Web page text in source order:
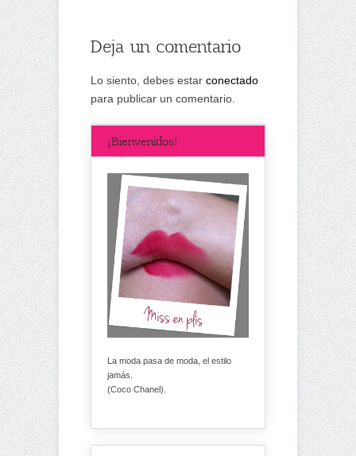
Deja un comentario
Lo siento, debes estar conectado
para publicar un comentario.
¡Bienvenidos!
La moda pasa de moda, el estilo
jamás.
(Coco Chanel).